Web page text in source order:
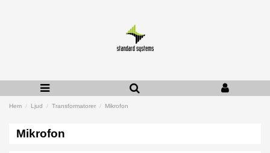
Hem Ljud Transformatorer Mikrofon
Mikrofon